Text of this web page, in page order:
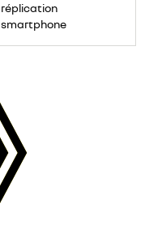
réplication
smartphone